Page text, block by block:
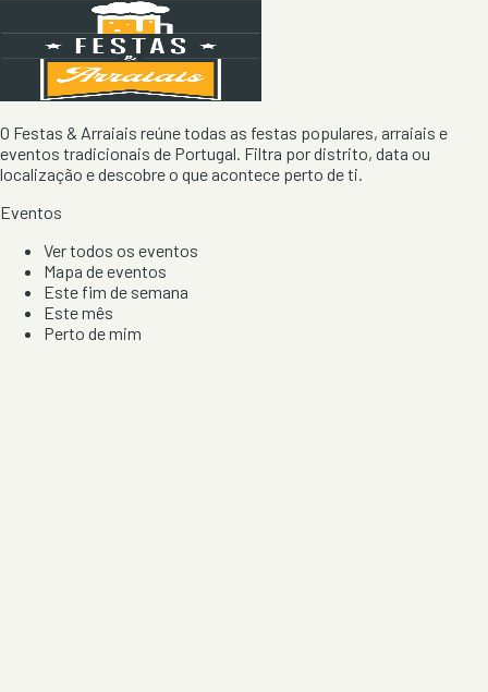
O Festas & Arraiais reúne todas as festas populares, arraiais e
eventos tradicionais de Portugal. Filtra por distrito, data ou
localização e descobre o que acontece perto de ti.
Eventos
Ver todos os eventos
Mapa de eventos
Este fim de semana
Este mês
Perto de mim